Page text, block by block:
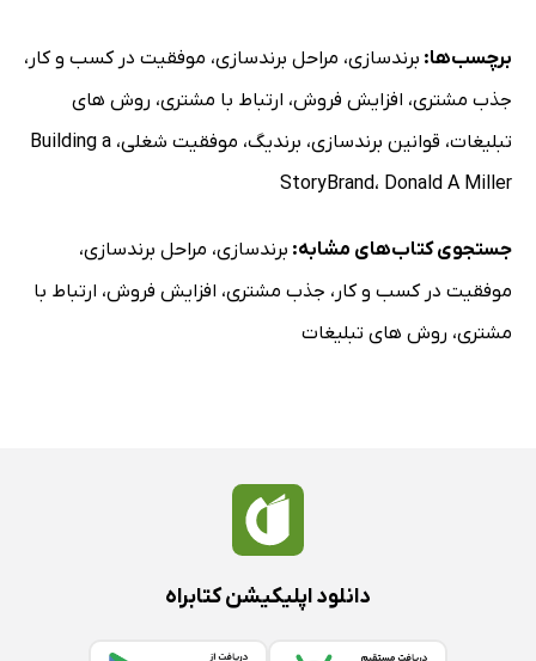
برچسب‌ها: برندسازی، مراحل برندسازی، موفقیت در کسب و کار ،
جذب مشتری، افزایش فروش، ارتباط با مشتری، روش های
تبلیغات، قوانین برندسازی، برندیگ، موفقیت شغلی، Building a
StoryBrand، Donald A Miller
جستجوی کتاب‌های مشابه: برندسازی، مراحل برندسازی،
موفقیت در کسب و کار ، جذب مشتری، افزایش فروش، ارتباط با
مشتری، روش های تبلیغات
دانلود اپلیکیشن کتابراه